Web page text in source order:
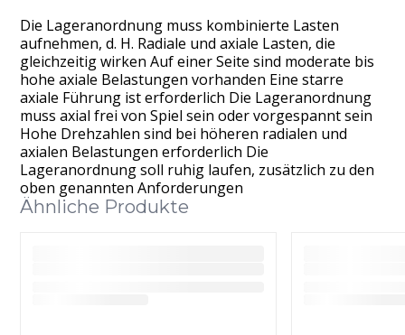
Die Lageranordnung muss kombinierte Lasten
aufnehmen, d. H. Radiale und axiale Lasten, die
gleichzeitig wirken Auf einer Seite sind moderate bis
hohe axiale Belastungen vorhanden Eine starre
axiale Führung ist erforderlich Die Lageranordnung
muss axial frei von Spiel sein oder vorgespannt sein
Hohe Drehzahlen sind bei höheren radialen und
axialen Belastungen erforderlich Die
Lageranordnung soll ruhig laufen, zusätzlich zu den
oben genannten Anforderungen
Ähnliche Produkte